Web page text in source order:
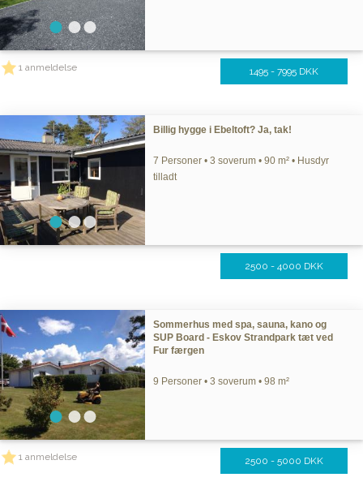
1 anmeldelse 1495 - 7995 DKK
Billig hygge i Ebeltoft? Ja, tak!
7 Personer • 3 soverum • 90 m² • Husdyr
tilladt
2500 - 4000 DKK
Sommerhus med spa, sauna, kano og
SUP Board - Eskov Strandpark tæt ved
Fur færgen
9 Personer • 3 soverum • 98 m²
1 anmeldelse 2500 - 5000 DKK